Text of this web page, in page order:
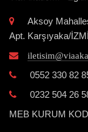
Aksoy
Apt. Karşıyaka/
0552 330 82
0232 504 26
MEB KURUM